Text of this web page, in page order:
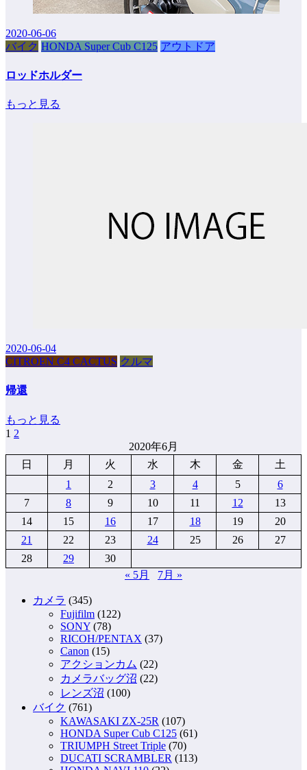
2020-06-06
バイク HONDA Super Cub C125 アウトドア
ロッドホルダー
もっと見る
2020-06-04
CITROEN C4 CACTUS クルマ
帰還
もっと見る
投
稿
の
ジ
送
1 2
2020年6月
日
月 火 水 木 金
土
1
2 3 4 5
6
7
8 9 10 11 12
13
14
15 16 17 18 19
20
21
22 23 24 25 26
27
28
29
30
« 5月
7月 »
カメラ (345)
Fujifilm (122)
SONY (78)
RICOH/PENTAX (37)
Canon (15)
アクションカム (22)
カメラバッグ沼 (22)
レンズ沼 (100)
バイク (761)
KAWASAKI ZX-25R (107)
HONDA Super Cub C125 (61)
TRIUMPH Street Triple (70)
DUCATI SCRAMBLER (113)